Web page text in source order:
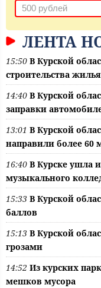
ЛЕНТА
15:50 В Курской
строительства жилья
14:40 В Курской
заправки
13:01 В Курской
направили более 60
16:40 В Курске ушла
музыкального
15:33 В Курской
баллов
15:13 В Курской
грозами
14:52 Из курских
мешков мусора